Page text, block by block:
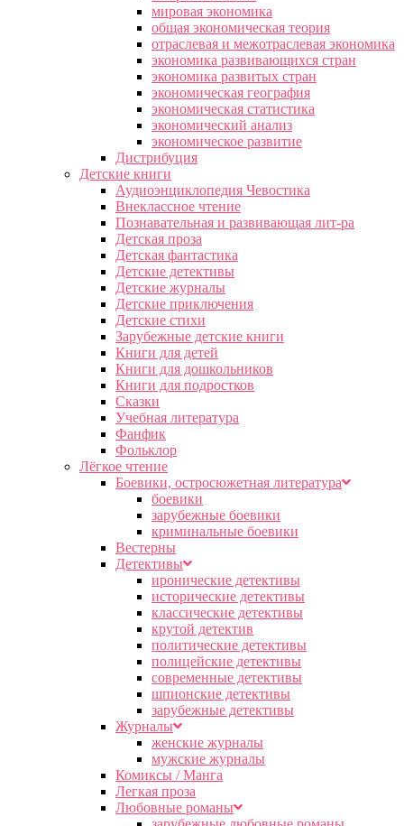
мировая экономика
общая экономическая теория
отраслевая и межотраслевая экономика
экономика развивающихся стран
экономика развитых стран
экономическая география
экономическая статистика
экономический анализ
экономическое развитие
Дистрибуция
Детские книги
Аудиоэнциклопедия Чевостика
Внеклассное чтение
Познавательная и развивающая лит-ра
Детская проза
Детская фантастика
Детские детективы
Детские журналы
Детские приключения
Детские стихи
Зарубежные детские книги
Книги для детей
Книги для дошкольников
Книги для подростков
Сказки
Учебная литература
Фанфик
Фольклор
Лёгкое чтение
Боевики, остросюжетная литература
боевики
зарубежные боевики
криминальные боевики
Вестерны
Детективы
иронические детективы
исторические детективы
классические детективы
крутой детектив
политические детективы
полицейские детективы
современные детективы
шпионские детективы
зарубежные детективы
Журналы
женские журналы
мужские журналы
Комиксы / Манга
Легкая проза
Любовные романы